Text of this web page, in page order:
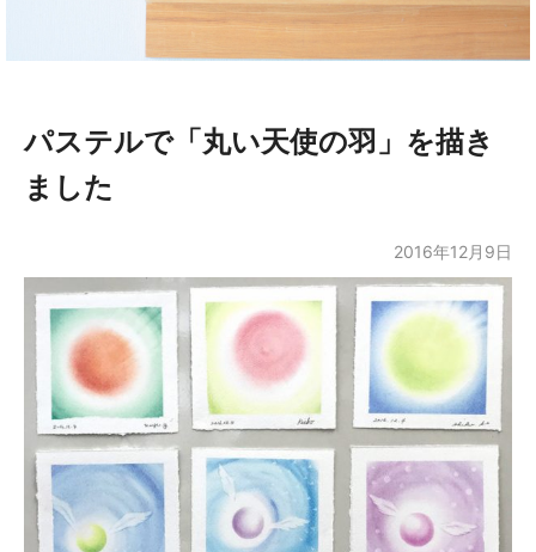
パステルで「丸い天使の羽」を描き
ました
2016年12月9日